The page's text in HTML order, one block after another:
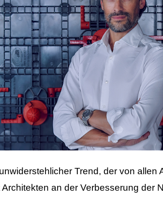
Trend, der von allen
an der Verbesserung der